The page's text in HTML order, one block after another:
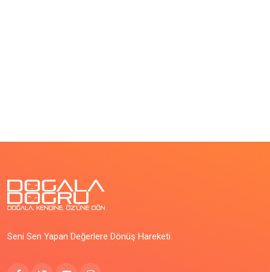
Seni Sen Yapan Değerlere Dönüş Hareketi